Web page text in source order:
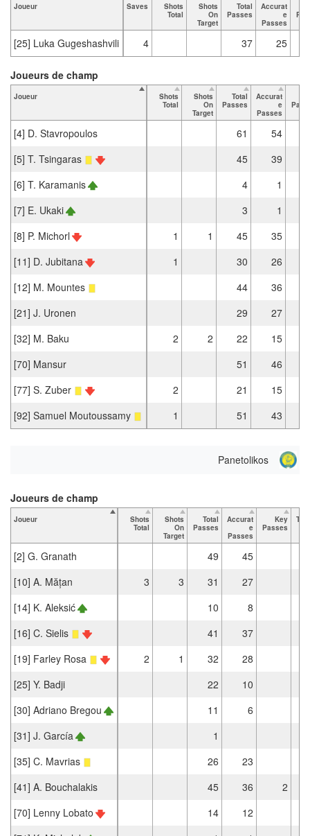
Joueur Saves
Shots
Total
Shots
On
Target
Total
Passes
Accurat
e
Passes
[25] Luka Gugeshashvili 4 37 25
Joueur
Shots
Total
Shots
On
Target
Total
Passes
Accurat
e
Passes
[4] D. Stavropoulos 61
54
[5] T. Tsingaras
45
39
[6] T. Karamanis
4
1
[7] E. Ukaki
3
1
[8] P. Michorl
1 1 45
35
[11] D. Jubitana
1 30
26
[12] M. Mountes
44
36
[21] J. Uronen
29
27
[32] M. Baku
2 2 22
15
[70] Mansur
51
46
[77] S. Zuber
2 21
15
[92] Samuel Moutoussamy
1 51 43
Joueurs de champ
Panetolikos
Joueur
Shots
Total
Shots
On
Target
Total
Passes
Accurat
e
Passes
Key
Passes
[2] G. Granath 49
45
[10] A. Mățan
3 3 31
27
[14] K. Aleksić
10
8
[16] C. Sielis
41
37
[19] Farley Rosa
2 1 32
28
[25] Y. Badji
22
10
[30] Adriano Bregou
11
6
[31] J. García
1
[35] C. Mavrias
26
23
[41] A. Bouchalakis
45 36
2
[70] Lenny Lobato
14
12
Joueurs de champ